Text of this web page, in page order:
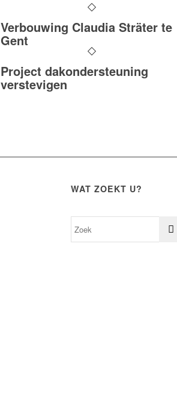
Verbouwing Claudia Sträter te
Gent
Project dakondersteuning
verstevigen
WAT ZOEKT U?